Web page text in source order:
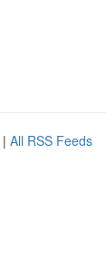
| All RSS Feeds